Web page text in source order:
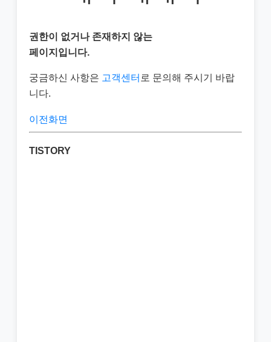
권한이 없거나 존재하지 않는
페이지입니다.
궁금하신 사항은 고객센터 로 문의해 주시기 바랍
니다.
이전화면
TISTORY